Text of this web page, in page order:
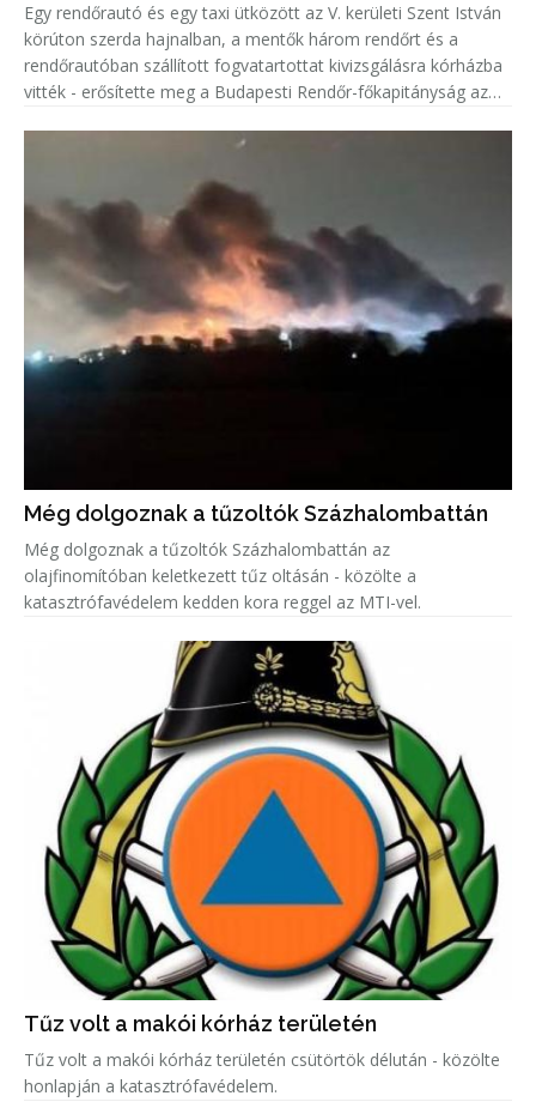
Egy rendőrautó és egy taxi ütközött az V. kerületi Szent István
körúton szerda hajnalban, a mentők három rendőrt és a
rendőrautóban szállított fogvatartottat kivizsgálásra kórházba
vitték - erősítette meg a Budapesti Rendőr-főkapitányság az
Még dolgoznak a tűzoltók Százhalombattán
Még dolgoznak a tűzoltók Százhalombattán az
olajfinomítóban keletkezett tűz oltásán - közölte a
katasztrófavédelem kedden kora reggel az MTI-vel.
Tűz volt a makói kórház területén
Tűz volt a makói kórház területén csütörtök délután - közölte
honlapján a katasztrófavédelem.